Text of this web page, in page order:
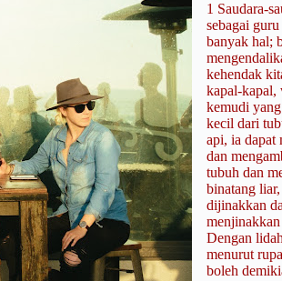
1 Saudara-
sebagai
banyak hal;
kehendak
kapal-kapal,
kemudi
kecil dari
api, ia dapat
dan
tubuh dan
binatang
dijinakkan
Dengan
menurut
boleh